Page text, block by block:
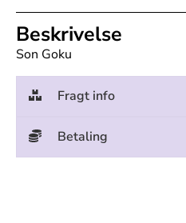
Beskrivelse
Son Goku
Fragt info
Betaling